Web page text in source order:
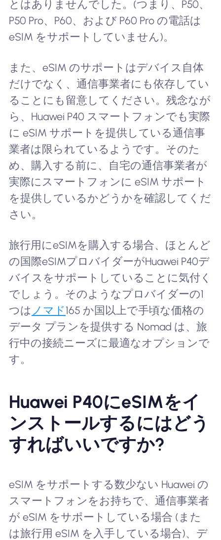
とはありませんでした。(つまり、P50、
P50 Pro、P60、および P60 Pro の電話は
eSIM をサポートしていません)。
また、eSIM のサポートはデバイス自体
だけでなく、通信事業者にも依存してい
ることにも留意してください。残念なが
ら、Huawei P40 スマートフォンでも実際
に eSIM サポートを提供している通信事
業者は限られているようです。そのた
め、購入する前に、自宅の通信事業者が
実際にスマートフォンに eSIM サポート
を提供しているかどうかを確認してくだ
さい。
旅行用にeSIMを購入する場合、ほとんど
の国際eSIMプロバイダーがHuawei P40デ
バイスをサポートしていることに気付く
でしょう。そのようなプロバイダーの1
つは ノマド 165 か国以上で手頃な価格の
データ プランを提供する Nomad は、旅
行中の接続ニーズに最適なオプションで
す。
Huawei P40にeSIMをイ
ンストールするにはどう
すればいいですか?
eSIM をサポートする数少ない Huawei の
スマートフォンをお持ちで、通信事業者
が eSIM をサポートしている場合 (また
は旅行用 eSIM を入手している場合)、デ